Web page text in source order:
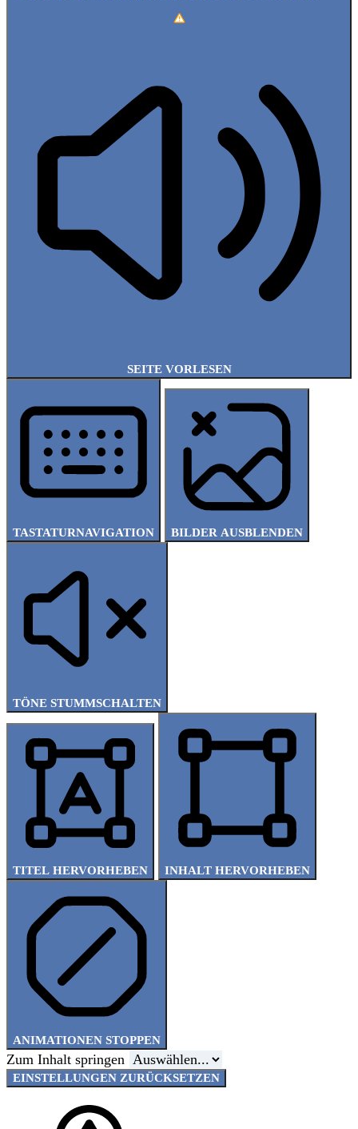
SEITE VORLESEN
TASTATURNAVIGATION BILDER AUSBLENDEN
TÖNE STUMMSCHALTEN
TITEL HERVORHEBEN INHALT HERVORHEBEN
ANIMATIONEN STOPPEN
Zum Inhalt springen
EINSTELLUNGEN ZURÜCKSETZEN